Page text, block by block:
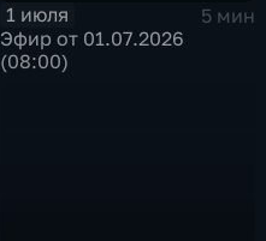
1 июля
5 мин
Эфир от 01.07.2026
(08:00)